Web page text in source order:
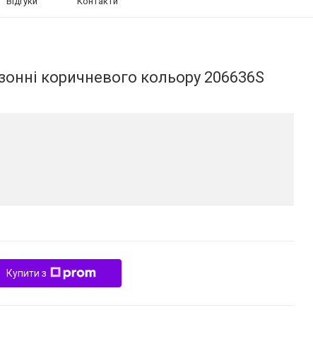
коричневого кольору 206636S
Купити з